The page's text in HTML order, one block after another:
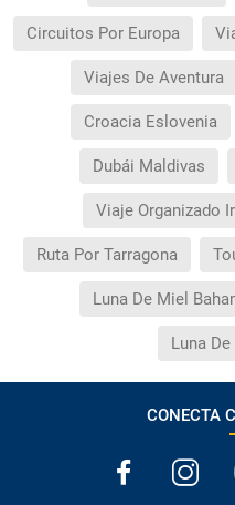
Circuitos Por Europa
Viajes De Aventura
Croacia Eslovenia
Dubái Maldivas
Viaje Organizado
Ruta Por Tarragona
Luna De Miel
Luna
CONECTA